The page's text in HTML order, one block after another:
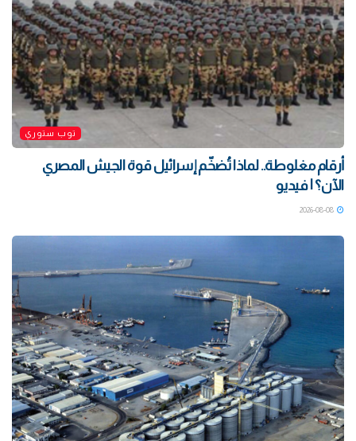
توب ستوري
أرقام مغلوطة.. لماذا تُضخّم إسرائيل قوة الجيش المصري
الآن؟ | فيديو